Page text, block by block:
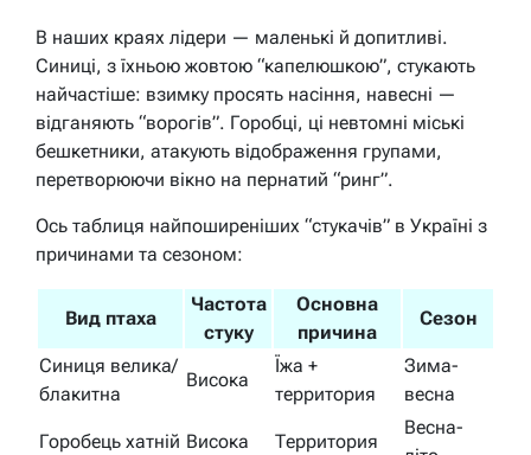
В наших краях лідери — маленькі й допитливі.
Синиці, з їхньою жовтою “капелюшкою”, стукають
найчастіше: взимку просять насіння, навесні —
відганяють “ворогів”. Горобці, ці невтомні міські
бешкетники, атакують відображення групами,
перетворюючи вікно на пернатий “ринг”.
Ось таблиця найпоширеніших “стукачів” в Україні з
причинами та сезоном:
Вид птаха
Частота
стуку
Основна
причина
Сезон
Синиця велика/
блакитна
Висока
Їжа +
территория
Зима-
весна
Горобець хатній Висока Территория
Весна-